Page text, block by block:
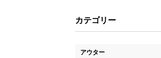
カテゴリー
アウター